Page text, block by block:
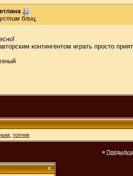
блиц.
контингентом играть просто
топчик
«